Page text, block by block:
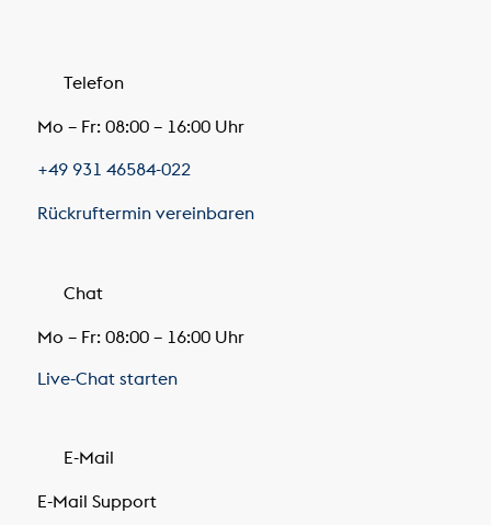
Telefon
Mo – Fr: 08:00 – 16:00 Uhr
+49 931 46584-022
Rückruftermin vereinbaren
Chat
Mo – Fr: 08:00 – 16:00 Uhr
Live-Chat starten
E-Mail
E-Mail Support